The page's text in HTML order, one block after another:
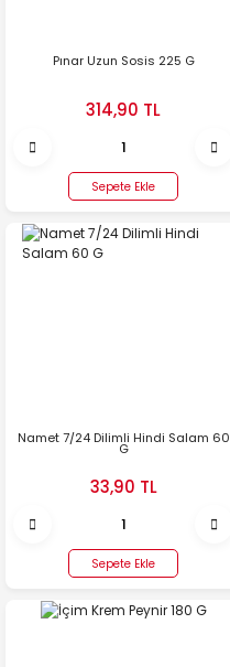
Pınar Uzun Sosis 225 G
314,90 TL
Sepete Ekle
Namet 7/24 Dilimli Hindi Salam 60
G
33,90 TL
Sepete Ekle